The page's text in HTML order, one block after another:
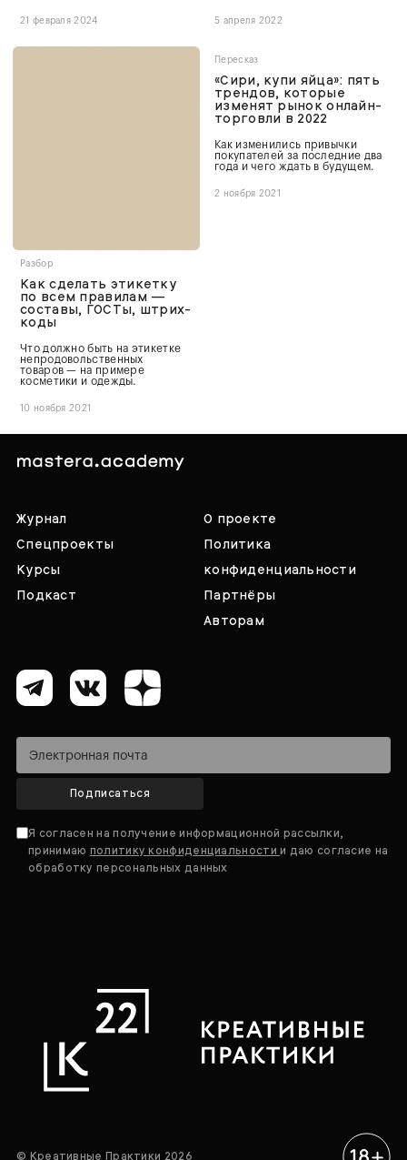
21 февраля 2024 5 апреля 2022
Разбор
Как сделать этикетку
по всем правилам —
составы, ГОСТы, штрих-
коды
Что должно быть на этикетке
непродовольственных
товаров — на примере
косметики и одежды.
10 ноября 2021
Пересказ
«Сири, купи яйца»: пять
трендов, которые
изменят рынок онлайн-
торговли в 2022
Как изменились привычки
покупателей за последние два
года и чего ждать в будущем.
2 ноября 2021
Журнал
Спецпроекты
Курсы
Подкаст
О проекте
Политика
конфиденциальности
Партнёры
Авторам
Подписаться
Я согласен на получение информационной рассылки,
принимаю политику конфиденциальностии даю согласие на
обработку персональных данных
© Креативные Практики 2026